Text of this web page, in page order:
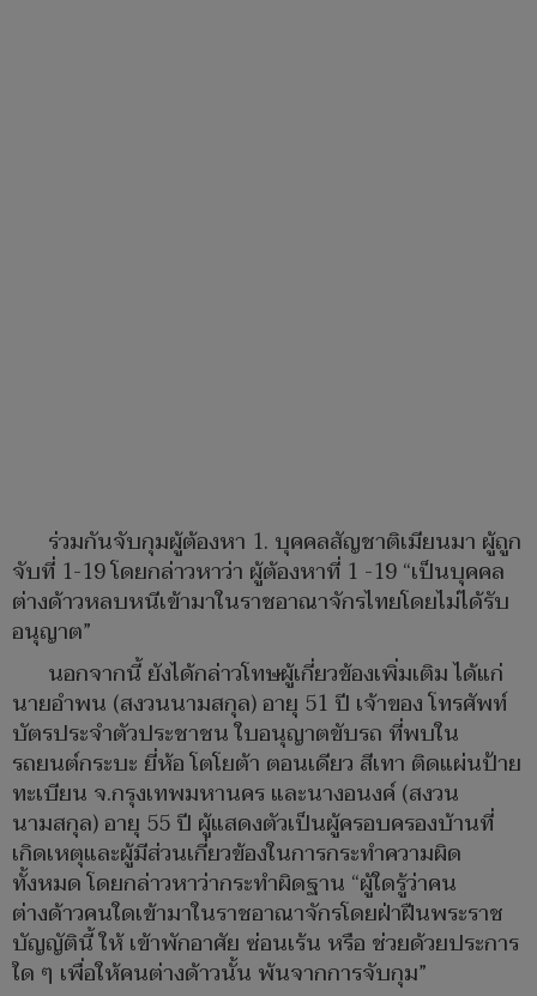
ร่วมกันจับกุมผู้ต้องหา 1. บุคคลสัญชาติเมียนมา ผู้ถูก
จับที่ 1-19 โดยกล่าวหาว่า ผู้ต้องหาที่ 1 -19 “เป็นบุคคล
ต่างด้าวหลบหนีเข้ามาในราชอาณาจักรไทยโดยไม่ได้รับ
อนุญาต”
นอกจากนี้ ยังได้กล่าวโทษผู้เกี่ยวข้องเพิ่มเติม ได้แก่
นายอำพน (สงวนนามสกุล) อายุ 51 ปี เจ้าของ โทรศัพท์
บัตรประจำตัวประชาชน ใบอนุญาตขับรถ ที่พบใน
รถยนต์กระบะ ยี่ห้อ โตโยต้า ตอนเดียว สีเทา ติดแผ่นป้าย
ทะเบียน จ.กรุงเทพมหานคร และนางอนงค์ (สงวน
นามสกุล) อายุ 55 ปี ผู้แสดงตัวเป็นผู้ครอบครองบ้านที่
เกิดเหตุและผู้มีส่วนเกี่ยวข้องในการกระทำความผิด
ทั้งหมด โดยกล่าวหาว่ากระทำผิดฐาน “ผู้ใดรู้ว่าคน
ต่างด้าวคนใดเข้ามาในราชอาณาจักรโดยฝ่าฝืนพระราช
บัญญัตินี้ ให้ เข้าพักอาศัย ซ่อนเร้น หรือ ช่วยด้วยประการ
ใด ๆ เพื่อให้คนต่างด้าวนั้น พ้นจากการจับกุม”